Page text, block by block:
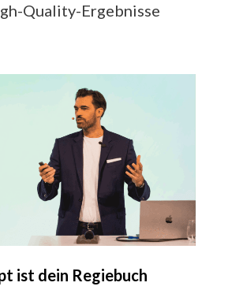
Quality-Ergebnisse
ist dein Regiebuch